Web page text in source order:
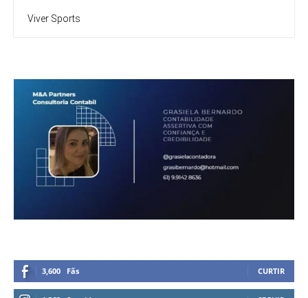
Viver Sports
3,600 Fãs CURTIR